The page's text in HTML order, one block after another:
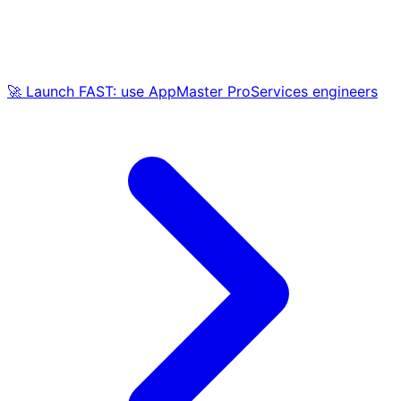
🚀 Launch FAST: use AppMaster ProServices engineers